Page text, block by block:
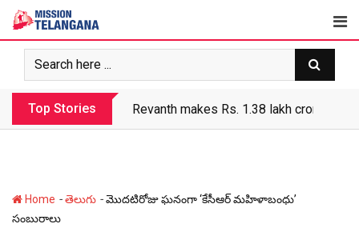
Skip
content
Top Stories Revanth government’s apathy
Home -తెలుగు -మొదటిరోజు ఘనంగా ‘కేసీఆర్ మహిళాబంధు’
సంబురాలు